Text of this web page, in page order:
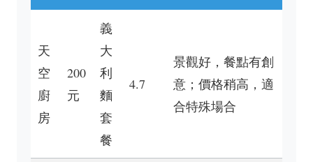
天
空
廚
房
200
元
義
大
利
麵
套
餐
4.7
景觀好，餐點有創
意；價格稍高，適
合特殊場合